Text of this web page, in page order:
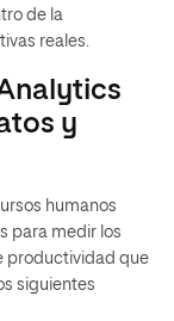
de la
reales.
y
humanos
para medir los
productividad que
siguientes